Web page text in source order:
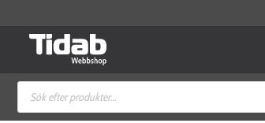
Produktsökning